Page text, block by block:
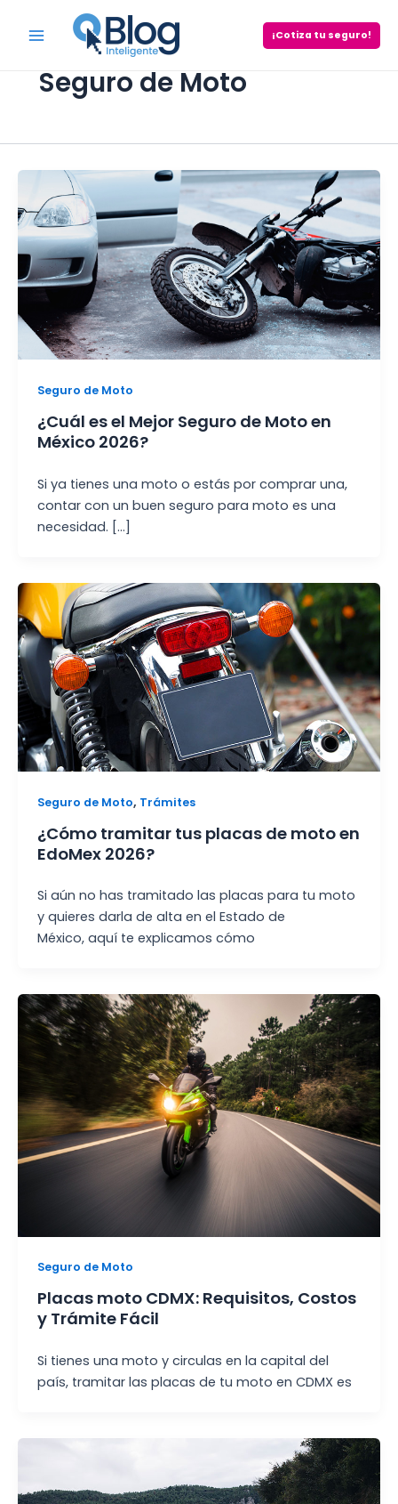
Menu
¡Cotiza tu seguro!
Seguro de Moto
Seguro de Moto
¿Cuál es el Mejor Seguro de Moto en
México 2026?
Si ya tienes una moto o estás por comprar una,
contar con un buen seguro para moto es una
necesidad. […]
Seguro de Moto, Trámites
¿Cómo tramitar tus placas de moto en
EdoMex 2026?
Si aún no has tramitado las placas para tu moto
y quieres darla de alta en el Estado de
México, aquí te explicamos cómo
Seguro de Moto
Placas moto CDMX: Requisitos, Costos
y Trámite Fácil
Si tienes una moto y circulas en la capital del
país, tramitar las placas de tu moto en CDMX es